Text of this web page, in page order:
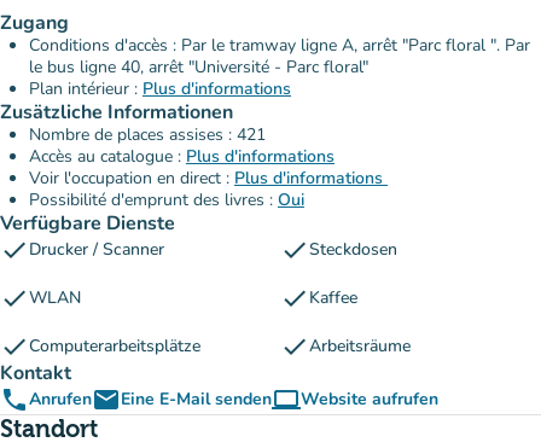
Zugang
Conditions d'accès : Par le tramway ligne A, arrêt "Parc floral ". Par
le bus ligne 40, arrêt "Université - Parc floral"
Plan intérieur : Plus d'informations
Zusätzliche Informationen
Nombre de places assises : 421
Accès au catalogue : Plus d'informations
Voir l'occupation en direct : Plus d'informations
Possibilité d'emprunt des livres : Oui
Verfügbare Dienste
check Drucker / Scanner checkSteckdosen
checkWLAN check Kaffee
checkComputerarbeitsplätze checkArbeitsräume
Kontakt
phoneAnrufenemailEine E-Mail sendencomputerWebsite aufrufen
(new tab)
Standort